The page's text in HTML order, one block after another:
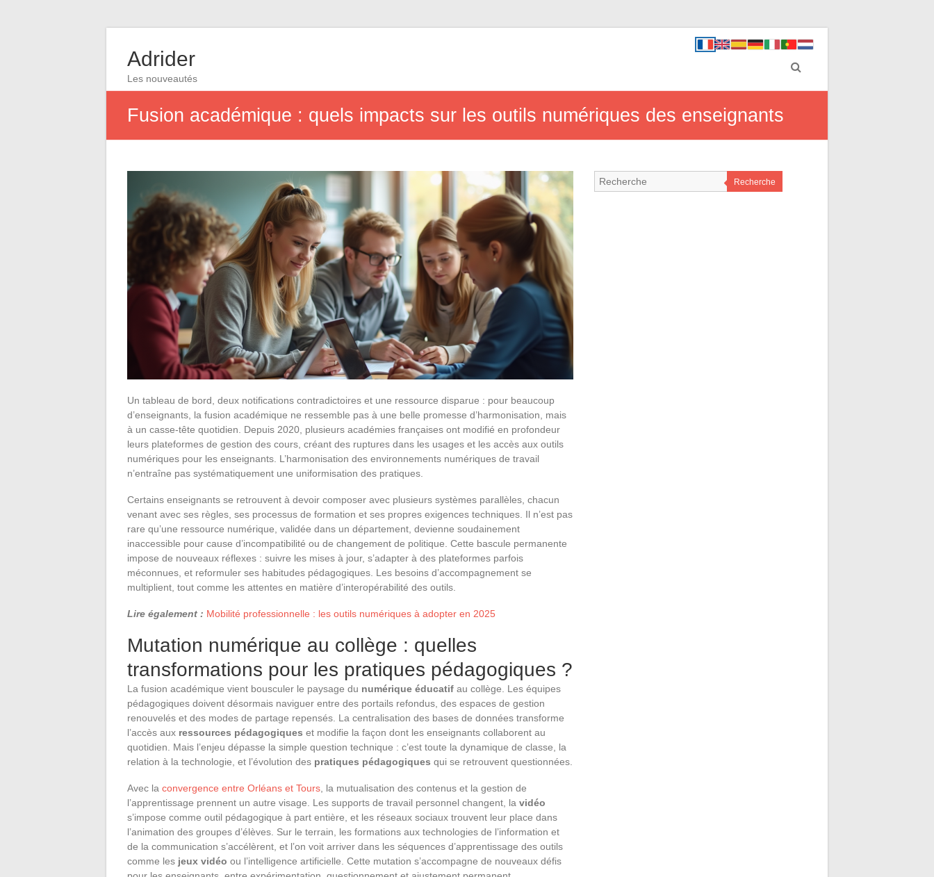
Adrider
Les nouveautés
Fusion académique : quels impacts sur les outils numériques des enseignants
Un tableau de bord, deux notifications contradictoires et une ressource disparue : pour beaucoup
d’enseignants, la fusion académique ne ressemble pas à une belle promesse d’harmonisation, mais
à un casse-tête quotidien. Depuis 2020, plusieurs académies françaises ont modifié en profondeur
leurs plateformes de gestion des cours, créant des ruptures dans les usages et les accès aux outils
numériques pour les enseignants. L’harmonisation des environnements numériques de travail
n’entraîne pas systématiquement une uniformisation des pratiques.
Certains enseignants se retrouvent à devoir composer avec plusieurs systèmes parallèles, chacun
venant avec ses règles, ses processus de formation et ses propres exigences techniques. Il n’est pas
rare qu’une ressource numérique, validée dans un département, devienne soudainement
inaccessible pour cause d’incompatibilité ou de changement de politique. Cette bascule permanente
impose de nouveaux réflexes : suivre les mises à jour, s’adapter à des plateformes parfois
méconnues, et reformuler ses habitudes pédagogiques. Les besoins d’accompagnement se
multiplient, tout comme les attentes en matière d’interopérabilité des outils.
Lire également : Mobilité professionnelle : les outils numériques à adopter en 2025
Mutation numérique au collège : quelles
transformations pour les pratiques pédagogiques ?
La fusion académique vient bousculer le paysage du numérique éducatif au collège. Les équipes
pédagogiques doivent désormais naviguer entre des portails refondus, des espaces de gestion
renouvelés et des modes de partage repensés. La centralisation des bases de données transforme
l’accès aux ressources pédagogiques et modifie la façon dont les enseignants collaborent au
quotidien. Mais l’enjeu dépasse la simple question technique : c’est toute la dynamique de classe, la
relation à la technologie, et l’évolution des pratiques pédagogiques qui se retrouvent questionnées.
Avec la convergence entre Orléans et Tours , la mutualisation des contenus et la gestion de
l’apprentissage prennent un autre visage. Les supports de travail personnel changent, la vidéo
s’impose comme outil pédagogique à part entière, et les réseaux sociaux trouvent leur place dans
l’animation des groupes d’élèves. Sur le terrain, les formations aux technologies de l’information et
de la communication s’accélèrent, et l’on voit arriver dans les séquences d’apprentissage des outils
comme les jeux vidéo ou l’intelligence artificielle. Cette mutation s’accompagne de nouveaux défis
Recherche